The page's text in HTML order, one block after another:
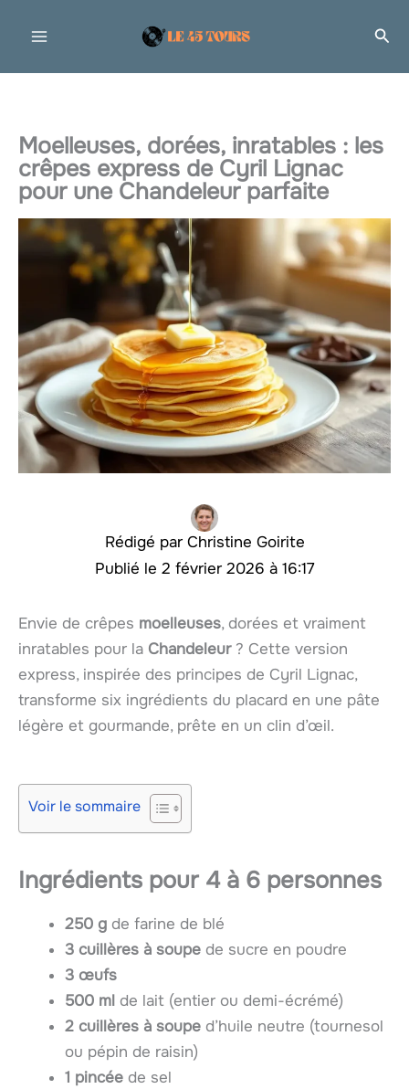
Moelleuses, dorées, inratables : les
crêpes express de Cyril Lignac
pour une Chandeleur parfaite
Christine Goirite
2 février 2026 à 16:17
Envie de crêpes moelleuses, dorées et vraiment
inratables pour la Chandeleur? Cette version
express, inspirée des principes de Cyril Lignac,
transforme six ingrédients du placard en une pâte
légère et gourmande, prête en un clin d’œil.
Voir le sommaire
Ingrédients pour 4 à 6 personnes
250 g de farine de blé
3 cuillères à soupe de sucre en poudre
3 œufs
500 ml de lait (entier ou demi-écrémé)
2 cuillères à soupe d’huile neutre (tournesol
ou pépin de raisin)
1 pincée de sel